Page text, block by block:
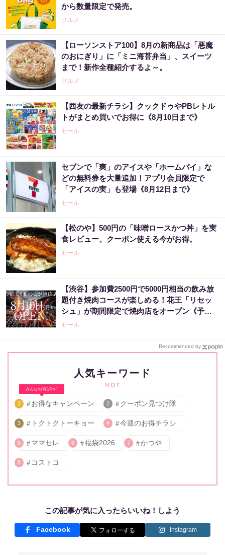
から数量限定で発売。
グルメ
【ローソンストア100】8月の新商品は「悪魔
のおにぎり」に「ミニ海苔弁当」、スイーツ
まで！新作全種紹介するよ～。
グルメ
【西友の最新チラシ】クックドゥやPBレトル
トがまとめ買いでお得に《8月10日まで》
セール
セブンで「爽」のアイスや「ホームパイ」な
どの無料券を大量追加！アプリ会員限定で
「アイスの実」も登場《8月12日まで》
セール
【松のや】500円の「味噌ロースかつ丼」を実
食レビュー。クーポン使える今がお得。
セール
【渋谷】参加費2500円で5000円相当の飲み放
題付き焼肉コースが楽しめる！花王「リセッ
シュ」が期間限定で焼肉店をオープン《予約
受付中》
セール
Recommended by
人気キーワード
HOT
みんなの関心No.1
1 お得なキャンペーン 2 クーポン見つけ隊
3 トクトクトーキョー 4 今週のお得チラシ
5 ママセレ 6 福袋2026 7 かつや
8 コストコ
この記事が気に入ったらいいね！しよう
Facebook Instagram